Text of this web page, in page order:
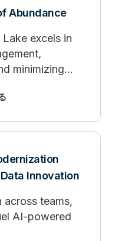
Abundance
excels in
minimizing
Innovation
across teams,
AI-powered